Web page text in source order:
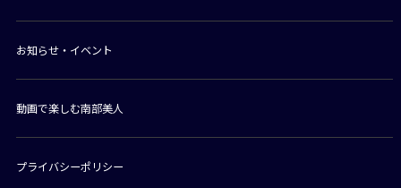
お知らせ・イベント
動画で楽しむ南部美人
プライバシーポリシー